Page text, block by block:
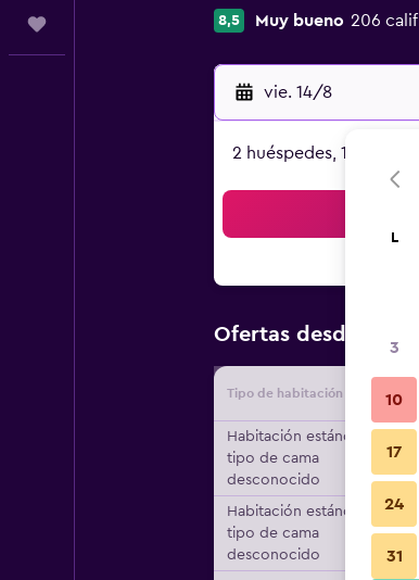
8,5 Muy bueno 206
vie. 14/8
2 huéspedes, 1
Ofertas desde
Tipo de habitación
Habitación estándar,
tipo de cama
desconocido
Habitación estándar,
tipo de cama
desconocido
L
3
10
17
24
31